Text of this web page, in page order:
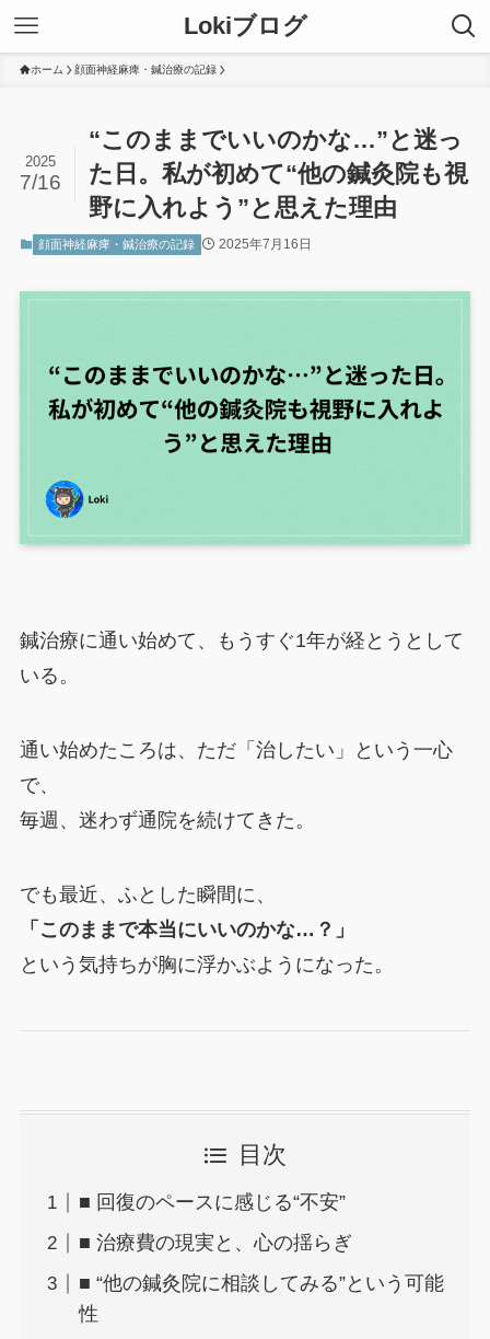
Lokiブログ
ホーム 顔面神経麻痺・鍼治療の記録
“このままでいいのかな…”と迷っ
た日。私が初めて“他の鍼灸院も視
野に入れよう”と思えた理由
2025
7/16
顔面神経麻痺・鍼治療の記録 2025年7月16日
鍼治療に通い始めて、もうすぐ1年が経とうとして
いる。
通い始めたころは、ただ「治したい」という一心
で、
毎週、迷わず通院を続けてきた。
でも最近、ふとした瞬間に、
「このままで本当にいいのかな…？」
という気持ちが胸に浮かぶようになった。
目次
■ 回復のペースに感じる“不安”
■ 治療費の現実と、心の揺らぎ
■ “他の鍼灸院に相談してみる”という可能
性